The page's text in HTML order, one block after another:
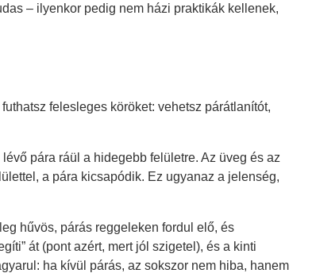
– ilyenkor pedig nem házi praktikák kellenek,
felesleges köröket: vehetsz párátlanítót,
pára ráül a hidegebb felületre. Az üveg és az
a pára kicsapódik. Ez ugyanaz a jelenség,
hűvös, párás reggeleken fordul elő, és
át (pont azért, mert jól szigetel), és a kinti
ha kívül párás, az sokszor nem hiba, hanem